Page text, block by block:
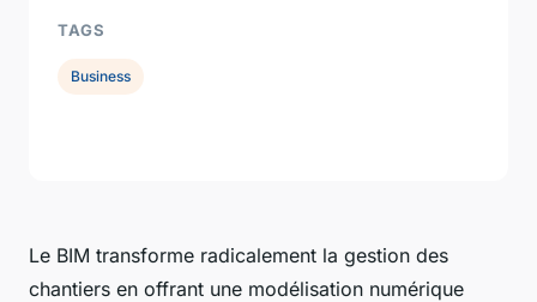
Le BIM transforme radicalement la gestion des
chantiers en offrant une modélisation numérique
TAGS
Business